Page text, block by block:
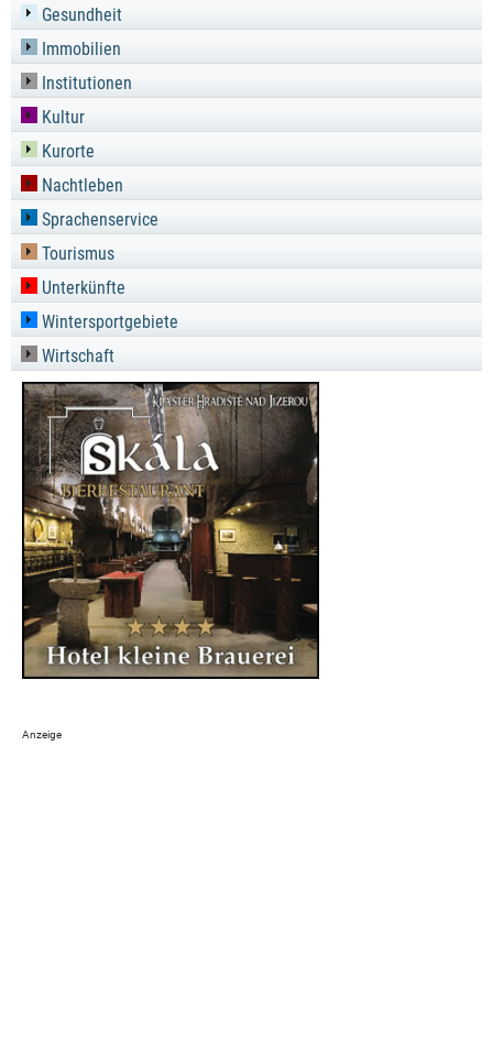
Gesundheit
Immobilien
Institutionen
Kultur
Kurorte
Nachtleben
Sprachenservice
Tourismus
Unterkünfte
Wintersportgebiete
Wirtschaft